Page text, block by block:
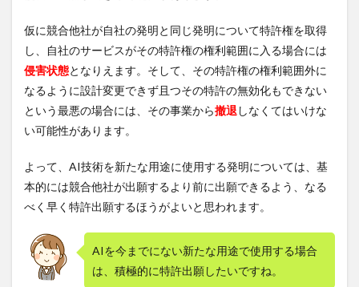
仮に競合他社が自社の発明と同じ発明について特許権を取得
し、自社のサービスがその特許権の権利範囲に入る場合には
侵害状態となりえます。そして、その特許権の権利範囲外に
なるように設計変更できず且つその特許の無効化もできない
という最悪の場合には、その事業から撤退 しなくてはいけな
い可能性があります。
よって、AI技術を新たな用途に使用する発明については、基
本的には競合他社が出願するより前に出願できるよう、なる
べく早く特許出願するほうがよいと思われます。
AIを今までにない新たな用途で使用する場合
は、積極的に特許出願したいですね。